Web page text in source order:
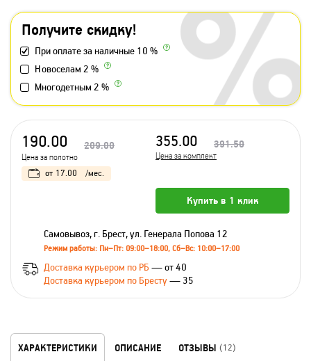
Получите скидку!
При оплате за наличные 10 %
Новоселам 2 %
Многодетным 2 %
190.00 209.00
Цена за полотно
355.00 391.50
Цена за комплект
от 17.00 /мес.
Купить в 1 клик
Самовывоз, г. Брест, ул. Генерала Попова 12
Режим работы: Пн–Пт: 09:00–18:00, Сб–Вс: 10:00–17:00
Доставка курьером по РБ — от 40
Доставка курьером по Бресту— 35
ХАРАКТЕРИСТИКИ ОПИСАНИЕ ОТЗЫВЫ (12)